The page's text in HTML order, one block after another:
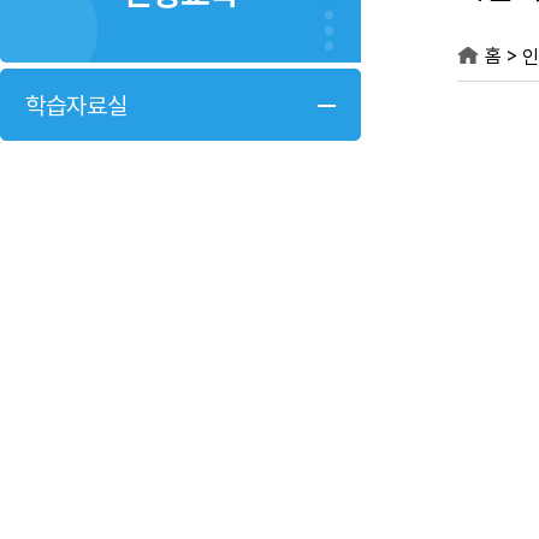
학습자료실
홈 >